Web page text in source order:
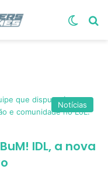
Notícias
IDL, a nova